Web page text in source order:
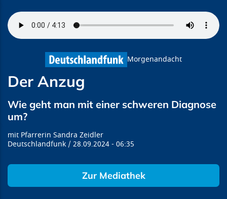
Morgenandacht
Der Anzug
Wie geht man mit einer schweren Diagnose
um?
Pfarrerin Sandra Zeidler
Deutschlandfunk
28.09.2024 06:35
Zur Mediathek